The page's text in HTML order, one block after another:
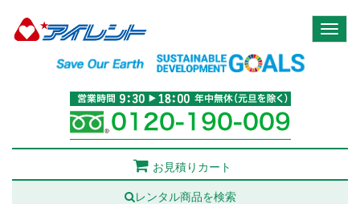
お見積りカート
レンタル商品を検索